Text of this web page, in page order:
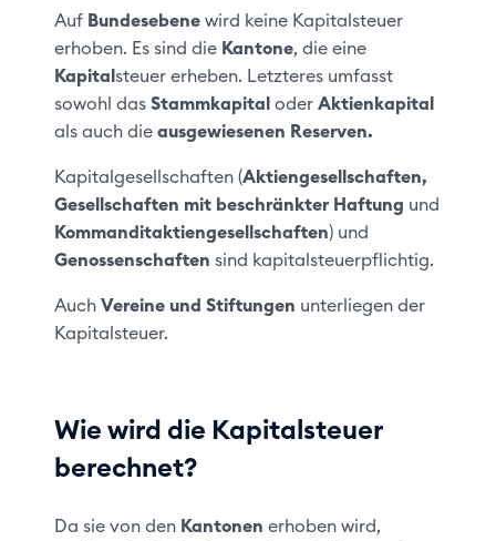
Auf Bundesebenewird keine Kapitalsteuer
erhoben. Es sind die Kantone, die eine
Kapitalsteuer erheben. Letzteres umfasst
sowohl dasStammkapital oderAktienkapital
als auch dieausgewiesenen Reserven.
Kapitalgesellschaften (Aktiengesellschaften,
Gesellschaften mit beschränkter Haftung und
Kommanditaktiengesellschaften) und
Genossenschaften sind kapitalsteuerpflichtig.
AuchVereine und Stiftungen unterliegen der
Kapitalsteuer.
Wie wird die Kapitalsteuer
berechnet?
Da sie von den Kantonen erhoben wird,